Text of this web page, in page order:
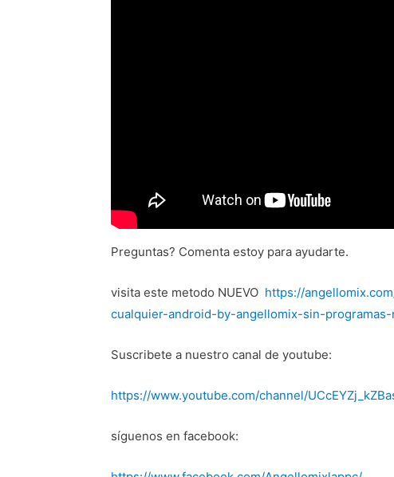
Preguntas? Comenta estoy para ayudarte.
visita este metodo NUEVO https://
cualquier-android-by-angellomix-sin-programas-
Suscribete a nuestro canal de youtube:
https://www.youtube.com/channel/
síguenos en facebook: